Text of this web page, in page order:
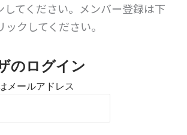
してください。メンバー登録は下
クしてください。
のログイン
メールアドレス